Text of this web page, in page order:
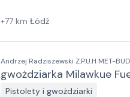
+77 km Łódź
Andrzej Radziszewski Z.P.U.H MET-BUD
gwożdziarka Milawkue
Pistolety i gwożdziarki